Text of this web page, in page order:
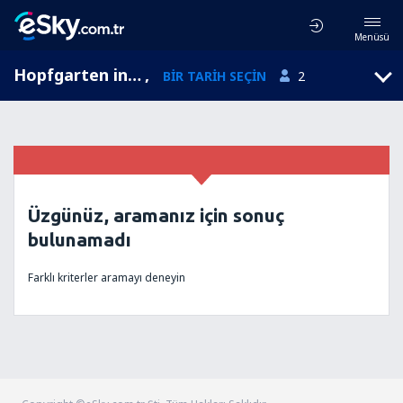
Menüsü
Hopfgarten in Defereggen, Tyrol, Avusturya , BIR TARIH SEÇIN 2
Üzgünüz, aramanız için sonuç
bulunamadı
Farklı kriterler aramayı deneyin